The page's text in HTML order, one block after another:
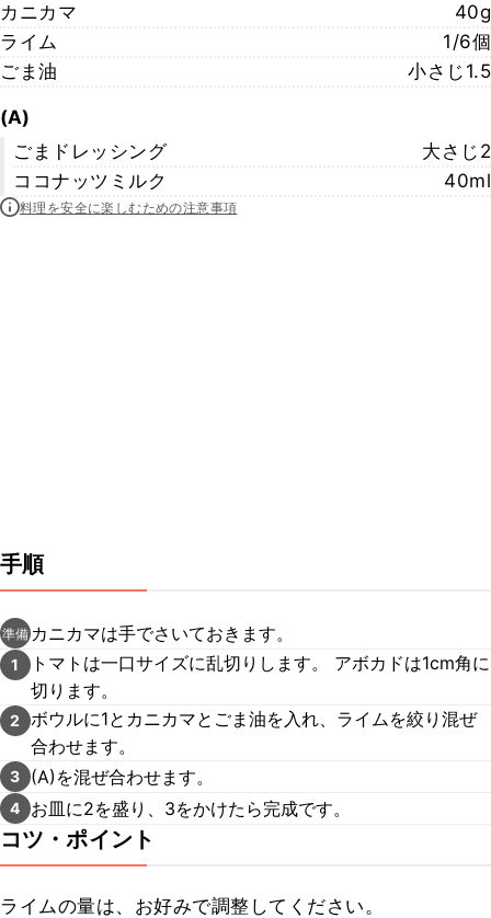
カニカマ
40g
ライム
1/6個
ごま油
小さじ1.5
(A)
ごまドレッシング
大さじ2
ココナッツミルク
40ml
料理を安全に楽しむための注意事項
手順
準備 カニカマは手でさいておきます。
1
トマトは一口サイズに乱切りします。 アボカドは1cm角に
切ります。
2
ボウルに1とカニカマとごま油を入れ、ライムを絞り混ぜ
合わせます。
3 (A)を混ぜ合わせます。
4 お皿に2を盛り、3をかけたら完成です。
コツ・ポイント
ライムの量は、お好みで調整してください。